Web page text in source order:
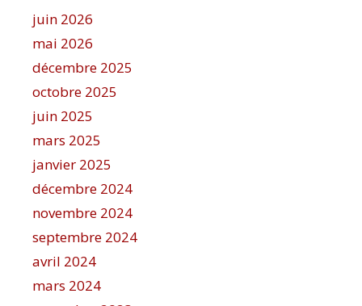
juin 2026
mai 2026
décembre 2025
octobre 2025
juin 2025
mars 2025
janvier 2025
décembre 2024
novembre 2024
septembre 2024
avril 2024
mars 2024